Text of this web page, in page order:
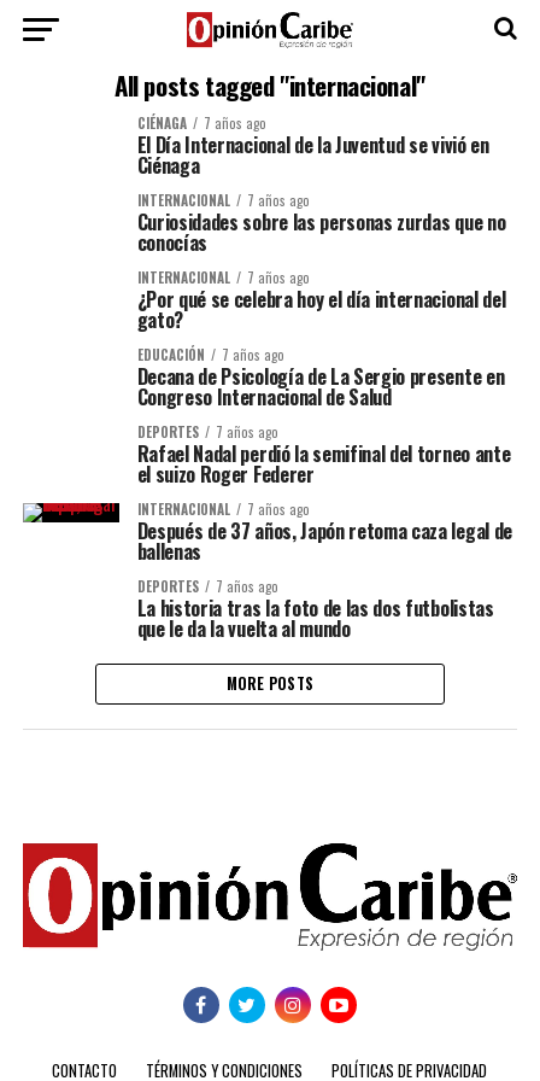
All posts tagged "internacional"
CIÉNAGA 7 años ago
El Día Internacional de la Juventud se vivió en
Ciénaga
INTERNACIONAL 7 años ago
Curiosidades sobre las personas zurdas que no
conocías
INTERNACIONAL 7 años ago
¿Por qué se celebra hoy el día internacional del
gato?
EDUCACIÓN 7 años ago
Decana de Psicología de La Sergio presente en
Congreso Internacional de Salud
DEPORTES 7 años ago
Rafael Nadal perdió la semifinal del torneo ante
el suizo Roger Federer
INTERNACIONAL 7 años ago
Después de 37 años, Japón retoma caza legal de
ballenas
DEPORTES 7 años ago
La historia tras la foto de las dos futbolistas
que le da la vuelta al mundo
MORE POSTS
CONTACTO TÉRMINOS Y CONDICIONES POLÍTICAS DE PRIVACIDAD